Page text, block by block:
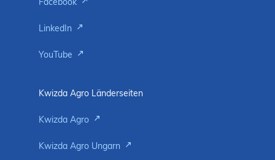
LinkedIn
YouTube
Kwizda Agro Länderseiten
Kwizda Agro
Kwizda Agro Ungarn